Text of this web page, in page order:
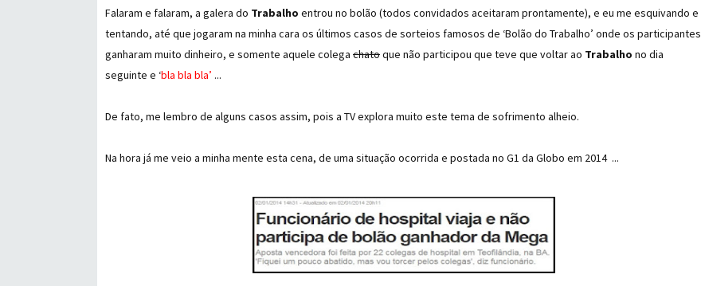
Falaram e falaram, a galera do Trabalho entrou no bolão (todos convidados aceitaram prontamente), e eu me esquivando e
tentando, até que jogaram na minha cara os últimos casos de sorteios famosos de ‘Bolão do Trabalho’ onde os participantes
ganharam muito dinheiro, e somente aquele colega chatoque não participou que teve que voltar ao Trabalho no dia
seguinte e ‘bla bla bla’ ...
De fato, me lembro de alguns casos assim, pois a TV explora muito este tema de sofrimento alheio.
Na hora já me veio a minha mente esta cena, de uma situação ocorrida e postada no G1 da Globo em 2014 ...